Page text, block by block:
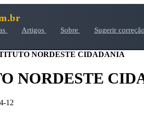
Artigos Sobre Sugerir correção
NORDESTE CIDADANIA
NORDESTE
12